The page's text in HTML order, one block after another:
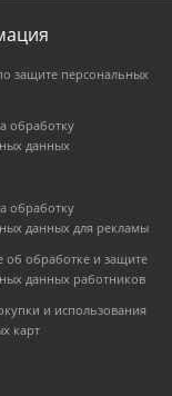
защите персональных
обработку
данных
обработку
данных для рекламы
об обработке и защите
данных работников
и использования
карт